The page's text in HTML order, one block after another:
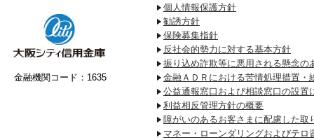
金融機関コード：1635
個人情報保護方針
勧誘方針
保険募集指針
反社会的勢力に対する基本方針
振り込め詐欺等に悪用される懸念の
金融ＡＤＲにおける苦情処理措置・
公益通報窓口および相談窓口の設置
利益相反管理方針の概要
障がいのあるお客さまに配慮した取
マネー・ローンダリングおよびテロ